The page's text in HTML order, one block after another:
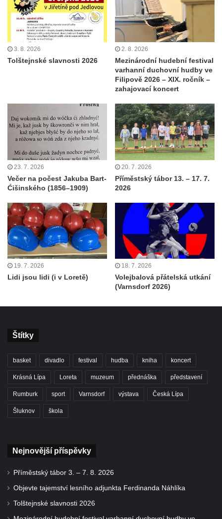
3. 8. 2026
Tolštejnské slavnosti 2026
2. 8. 2026
Mezinárodní hudební festival
varhanní duchovní hudby ve
Filipově 2026 – XIX. ročník –
zahajovací koncert
23. 7. 2026
Večer na počest Jakuba Bart-
Ćišinského (1856–1909)
20. 7. 2026
Příměstský tábor 13. – 17. 7.
2026
19. 7. 2026
Lidi jsou lidi (i v Loretě)
18. 7. 2026
Volejbalová přátelská utkání
(Varnsdorf 2026)
Štítky
basket divadlo festival hudba kniha koncert
Krásná Lípa Loreta muzeum přednáška představení
Rumburk sport Varnsdorf výstava Česká Lípa
Šluknov škola
Nejnovější příspěvky
Příměstský tábor 3. – 7. 8. 2026
Objevte tajemství lesního adjunkta Ferdinanda Náhlíka
Tolštejnské slavnosti 2026